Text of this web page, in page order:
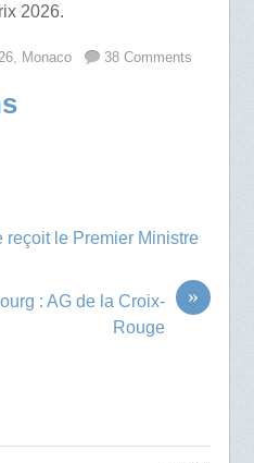
2026.
, Monaco 38 Comments
reçoit le Premier Ministre
»
: AG de la Croix-
Rouge